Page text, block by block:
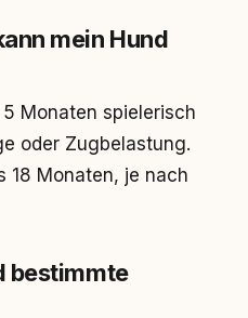
mein Hund
Monaten spielerisch
oder Zugbelastung.
18 Monaten, je nach
bestimmte